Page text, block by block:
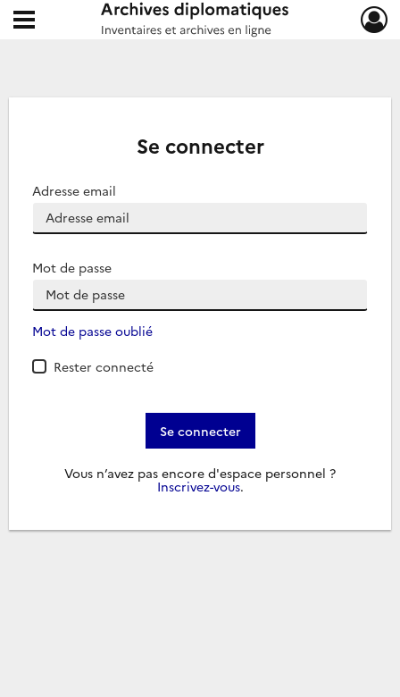
Archives diplomatiques
Ouvrir le menu déroulant
Se connecter
Adresse email
Mot de passe
Mot de passe oublié
Rester connecté
Se connecter
Vous n’avez pas encore d'espace personnel ?
Inscrivez-vous.